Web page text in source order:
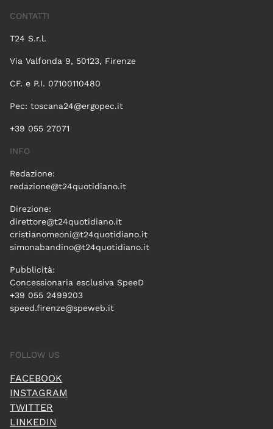
CONTATTI
T24 S.r.l.
Via Valfonda 9, 50123, Firenze
CF. e P.I. 07100110480
Pec: toscana24@ergopec.it
+39 055 27071
INFO
Redazione:
redazione@t24quotidiano.it
Direzione:
direttore@t24quotidiano.it
cristianomeoni@t24quotidiano.it
simonabandino@t24quotidiano.it
Pubblicità:
Concessionaria esclusiva SpeeD
+39 055 2499203
speed.firenze@speweb.it
FOLLOW US
FACEBOOK
INSTAGRAM
TWITTER
LINKEDIN